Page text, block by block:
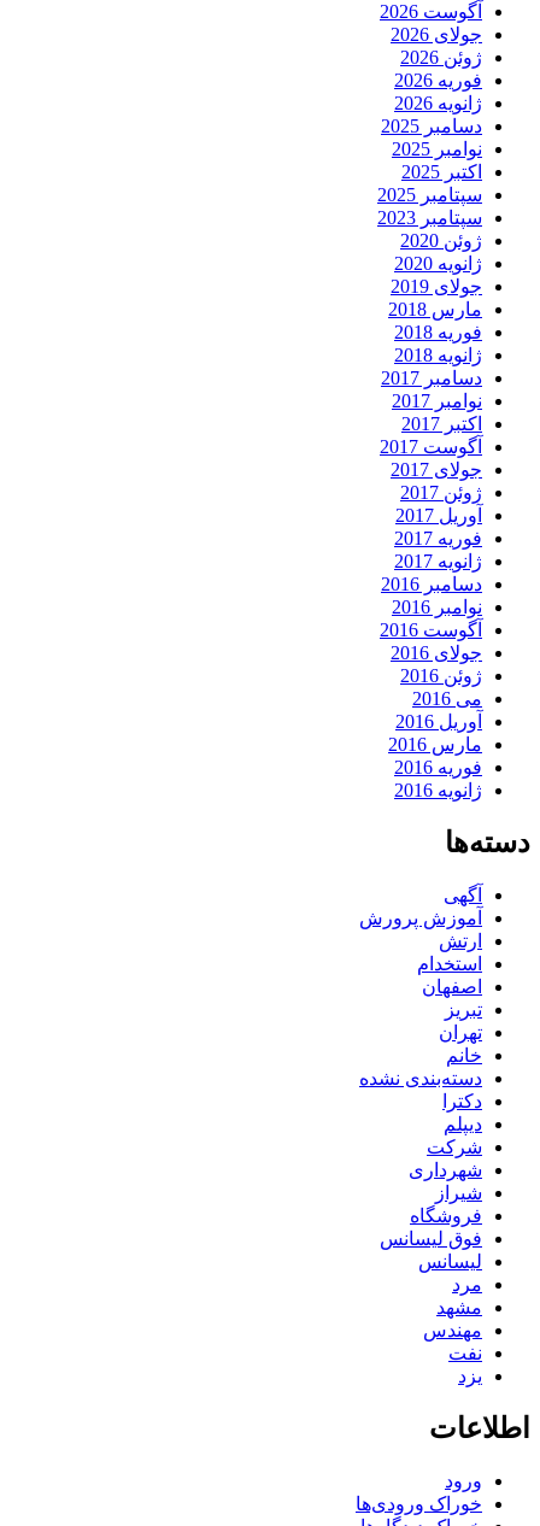
آگوست 2026
جولای 2026
ژوئن 2026
فوریه 2026
ژانویه 2026
دسامبر 2025
نوامبر 2025
اکتبر 2025
سپتامبر 2025
سپتامبر 2023
ژوئن 2020
ژانویه 2020
جولای 2019
مارس 2018
فوریه 2018
ژانویه 2018
دسامبر 2017
نوامبر 2017
اکتبر 2017
آگوست 2017
جولای 2017
ژوئن 2017
آوریل 2017
فوریه 2017
ژانویه 2017
دسامبر 2016
نوامبر 2016
آگوست 2016
جولای 2016
ژوئن 2016
می 2016
آوریل 2016
مارس 2016
فوریه 2016
ژانویه 2016
دسته‌ها
آگهی
آموزش پرورش
ارتش
استخدام
اصفهان
تبریز
تهران
خانم
دسته‌بندی نشده
دکترا
دیپلم
شرکت
شهرداری
شیراز
فروشگاه
فوق لیسانس
لیسانس
مرد
مشهد
مهندس
نفت
یزد
اطلاعات
ورود
خوراک ورودی‌ها